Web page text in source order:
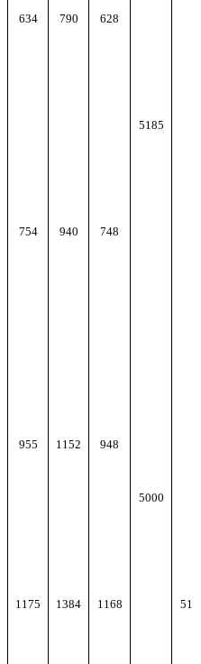
634 790 628
5185
754 940 748
955 1152 948
5000
1175 1384 1168